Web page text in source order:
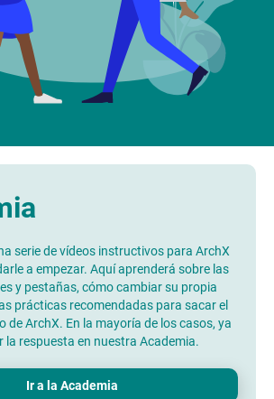
serie de vídeos instructivos para ArchX
a empezar. Aquí aprenderá sobre las
y pestañas, cómo cambiar su propia
prácticas recomendadas para sacar el
de ArchX. En la mayoría de los casos, ya
la respuesta en nuestra Academia.
Ir a la Academia